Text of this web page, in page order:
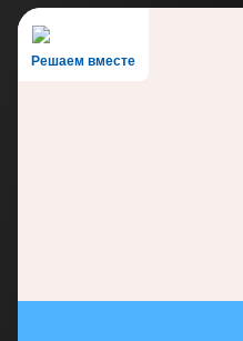
Решаем вместе